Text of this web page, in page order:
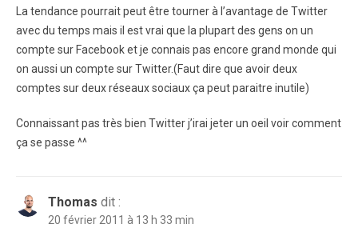
La tendance pourrait peut être tourner à l’avantage de Twitter
avec du temps mais il est vrai que la plupart des gens on un
compte sur Facebook et je connais pas encore grand monde qui
on aussi un compte sur Twitter.(Faut dire que avoir deux
comptes sur deux réseaux sociaux ça peut paraitre inutile)
Connaissant pas très bien Twitter j’irai jeter un oeil voir comment
ça se passe ^^
Thomas dit :
20 février 2011 à 13 h 33 min